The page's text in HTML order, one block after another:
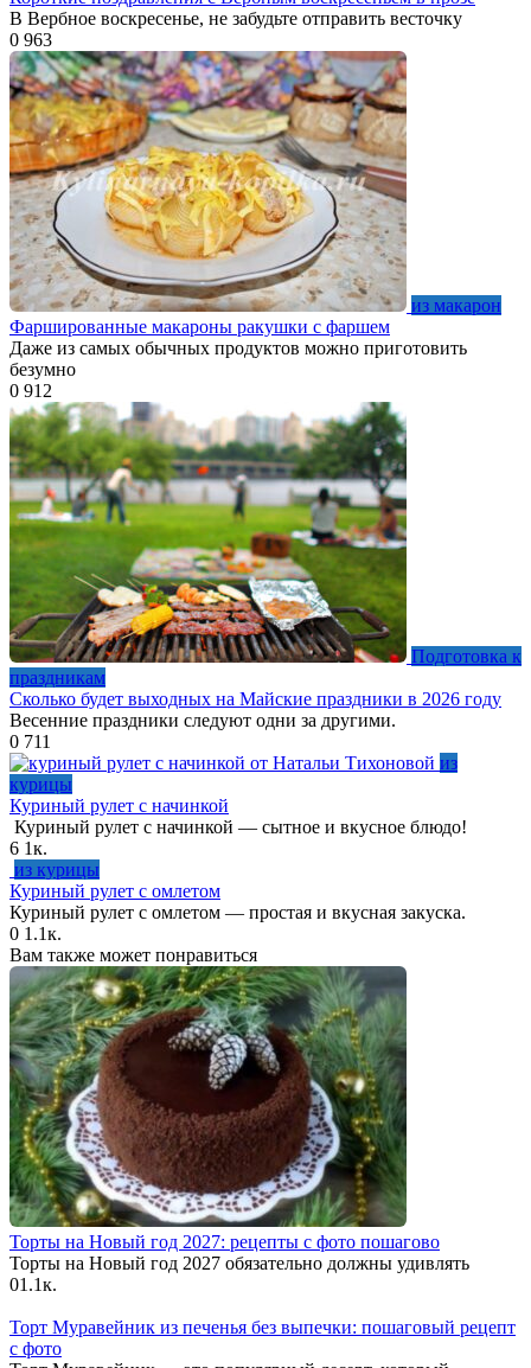
В Вербное воскресенье, не забудьте отправить весточку
0 963
из макарон
Фаршированные макароны ракушки с фаршем
Даже из самых обычных продуктов можно приготовить
безумно
0 912
Подготовка к
праздникам
Сколько будет выходных на Майские праздники в 2026 году
Весенние праздники следуют одни за другими.
0 711
из
курицы
Куриный рулет с начинкой
Куриный рулет с начинкой — сытное и вкусное блюдо!
6 1к.
из курицы
Куриный рулет с омлетом
Куриный рулет с омлетом — простая и вкусная закуска.
0 1.1к.
Вам также может понравиться
Торты на Новый год 2027: рецепты с фото пошагово
Торты на Новый год 2027 обязательно должны удивлять
01.1к.
Торт Муравейник из печенья без выпечки: пошаговый рецепт
с фото